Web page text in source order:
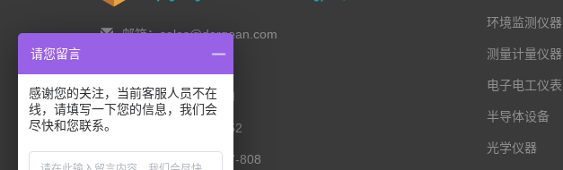
邮箱：sales@dorgean.com
电话：0l0-5286777I
手机：138 1111 I452
传真：0I0-8235l027-808
环境监测仪器
测量计量仪器
电子电工仪表
半导体设备
光学仪器
请您留言
感谢您的关注，当前客服人员不在
线，请填写一下您的信息，我们会
尽快和您联系。